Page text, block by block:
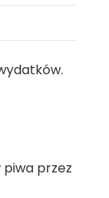
piwa przez